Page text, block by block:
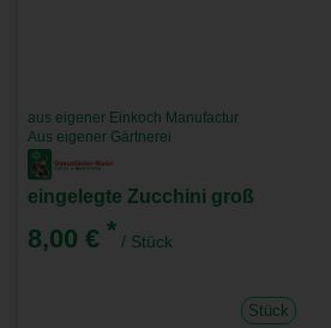
aus eigener Einkoch Manufactur
Aus eigener Gärtnerei
eingelegte Zucchini groß
8,00 € * / Stück
Stück